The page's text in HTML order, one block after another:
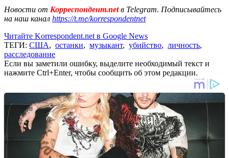
Новости от Корреспондент.netв Telegram. Подписывайтесь
на наш канал https://t.me/korrespondentnet
Читайте Korrespondent.net в Google News
ТЕГИ: США, останки, музыкант, убийство, личность,
расследование
Если вы заметили ошибку, выделите необходимый текст и
нажмите Ctrl+Enter, чтобы сообщить об этом редакции.